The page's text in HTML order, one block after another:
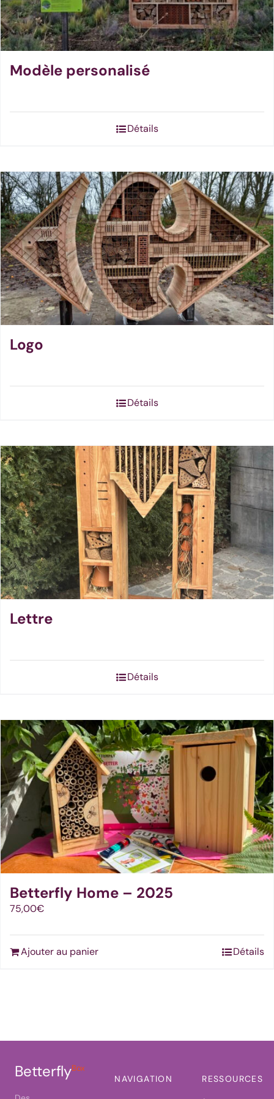
choisies
sur
la
page
du
Modèle personalisé
Détails
Logo
Détails
Lettre
Détails
Betterfly Home – 2025
75,00€
Ajouter au panier Détails
BetterflyBox
NAVIGATION RESSOURCES